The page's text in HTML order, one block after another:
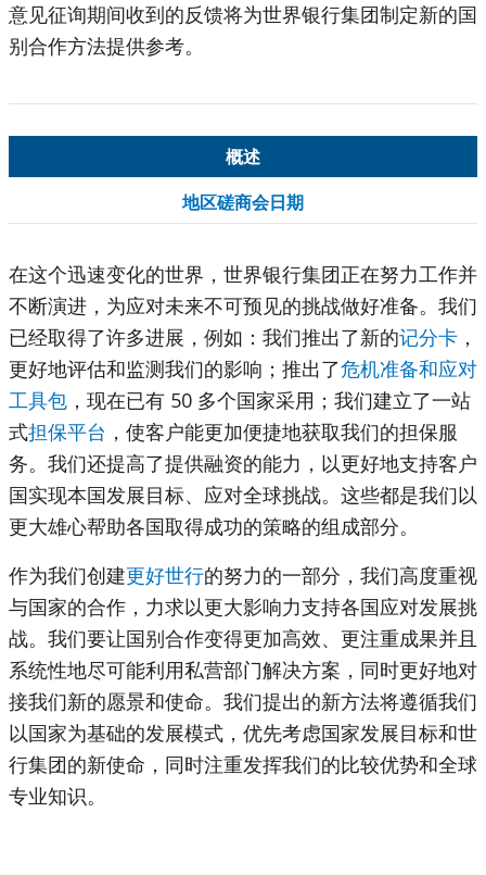
意见征询期间收到的反馈将为世界银行集团制定新的国
别合作方法提供参考。
概述
地区磋商会日期
在这个迅速变化的世界，世界银行集团正在努力工作并
不断演进，为应对未来不可预见的挑战做好准备。我们
已经取得了许多进展，例如：我们推出了新的记分卡 ，
更好地评估和监测我们的影响；推出了危机准备和应对
工具包 ，现在已有 50 多个国家采用；我们建立了一站
式担保平台 ，使客户能更加便捷地获取我们的担保服
务。我们还提高了提供融资的能力，以更好地支持客户
国实现本国发展目标、应对全球挑战。这些都是我们以
更大雄心帮助各国取得成功的策略的组成部分。
作为我们创建更好世行的努力的一部分，我们高度重视
与国家的合作，力求以更大影响力支持各国应对发展挑
战。我们要让国别合作变得更加高效、更注重成果并且
系统性地尽可能利用私营部门解决方案，同时更好地对
接我们新的愿景和使命。我们提出的新方法将遵循我们
以国家为基础的发展模式，优先考虑国家发展目标和世
行集团的新使命，同时注重发挥我们的比较优势和全球
专业知识。